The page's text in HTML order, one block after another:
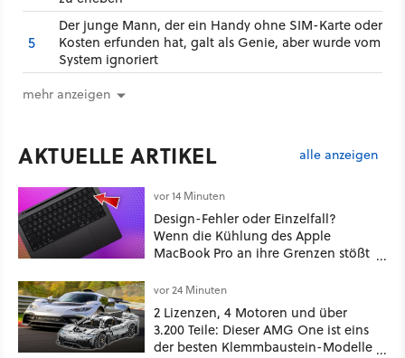
5
Der junge Mann, der ein Handy ohne SIM-Karte oder
Kosten erfunden hat, galt als Genie, aber wurde vom
System ignoriert
mehr anzeigen
AKTUELLE ARTIKEL alle anzeigen
vor 14 Minuten
Design-Fehler oder Einzelfall?
Wenn die Kühlung des Apple
MacBook Pro an ihre Grenzen stößt
vor 24 Minuten
2 Lizenzen, 4 Motoren und über
3.200 Teile: Dieser AMG One ist eins
der besten Klemmbaustein-Modelle